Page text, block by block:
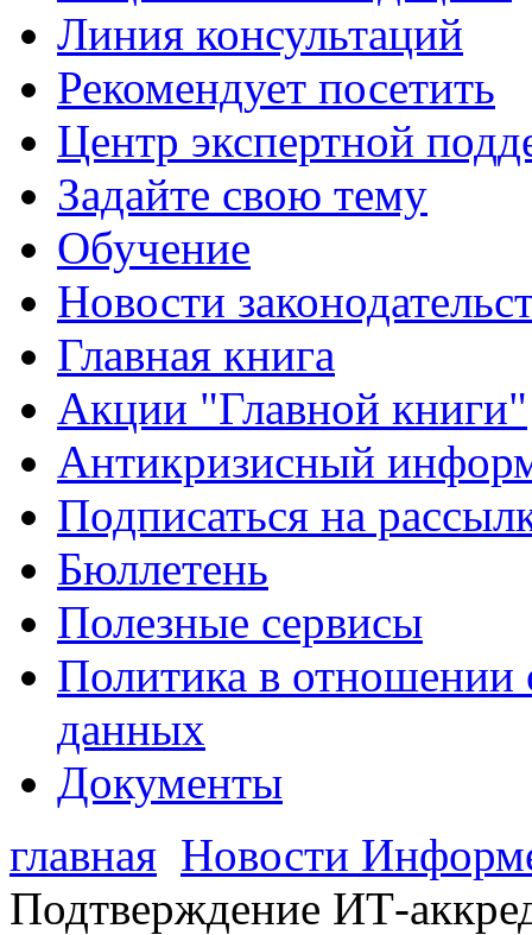
Линия консультаций
Рекомендует посетить
Центр экспертной
Задайте свою тему
Обучение
Новости
Главная книга
Акции "Главной книги"
Антикризисный
Подписаться на
Бюллетень
Полезные сервисы
Политика в отношении
данных
Документы
главная Новости
Подтверждение ИТ-